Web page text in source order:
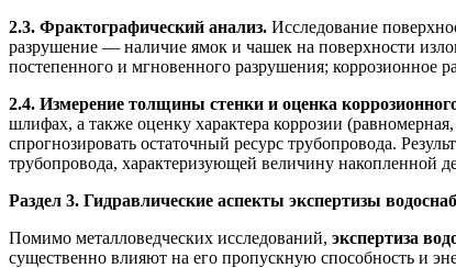
2.3. Фрактографический анализ. Исследование
разрушение — наличие ямок и чашек на поверхности
постепенного и мгновенного разрушения; коррозионное
2.4. Измерение толщины стенки и оценка
шлифах, а также оценку характера коррозии
спрогнозировать остаточный ресурс трубопровода.
трубопровода, характеризующей величину накопленной
Раздел 3. Гидравлические аспекты экспертизы
Помимо металловедческих исследований, экспертиза
существенно влияют на его пропускную способность и